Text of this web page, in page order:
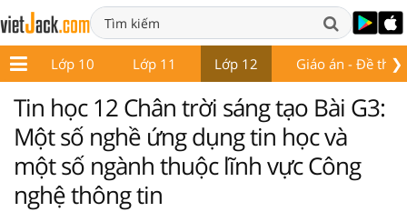
❯
9 Lớp 10 Lớp 11 Lớp 12 Giáo án - Đề thi
Tin học 12 Chân trời sáng tạo Bài G3:
Một số nghề ứng dụng tin học và
một số ngành thuộc lĩnh vực Công
nghệ thông tin